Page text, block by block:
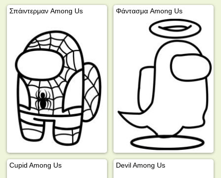
Σπάιντερμαν Among Us Φάντασμα Among Us
Cupid Among Us Devil Among Us